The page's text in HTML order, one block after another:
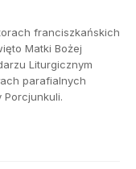
franciszkańskich
Matki Bożej
Liturgicznym
parafialnych
Porcjunkuli.